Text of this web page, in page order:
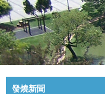
發燒新聞